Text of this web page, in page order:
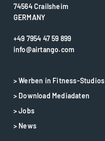
74564 Crailsheim
GERMANY
+49 7954 47 59 899
info@airtango.com
> Werben in Fitness-Studios
> Download Mediadaten
> Jobs
> News